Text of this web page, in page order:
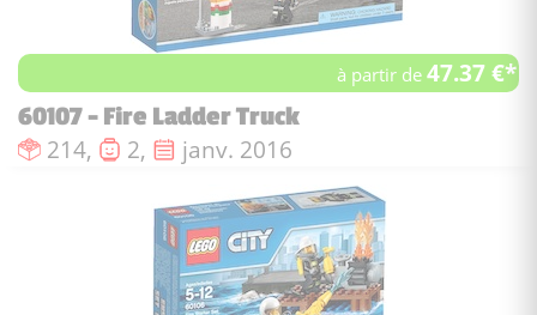
à partir de47.37 €*
60107 - Fire Ladder Truck
Nombre de pièces :
214, Nombre de figurines :
2, Date de sortie :
janv. 2016